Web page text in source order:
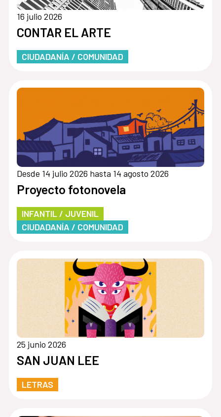
16 julio 2026
CONTAR EL ARTE
CIUDADANÍA / COMUNIDAD
Desde 14 julio 2026 hasta 14 agosto 2026
Proyecto fotonovela
INFANTIL / JUVENIL
CIUDADANÍA / COMUNIDAD
25 junio 2026
SAN JUAN LEE
LETRAS